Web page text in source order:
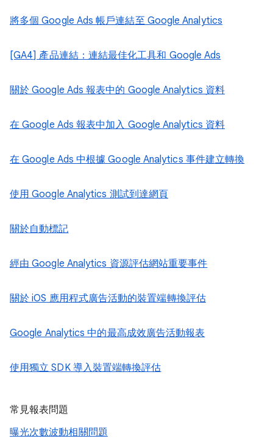
將多個 Google Ads 帳戶連結至 Google Analytics
[GA4] 產品連結：連結最佳化工具和 Google Ads
關於 Google Ads 報表中的 Google Analytics 資料
在 Google Ads 報表中加入 Google Analytics 資料
在 Google Ads 中根據 Google Analytics 事件建立轉換
使用 Google Analytics 測試到達網頁
關於自動標記
經由 Google Analytics 資源評估網站重要事件
關於 iOS 應用程式廣告活動的裝置端轉換評估
Google Analytics 中的最高成效廣告活動報表
使用獨立 SDK 導入裝置端轉換評估
常見報表問題
曝光次數波動相關問題